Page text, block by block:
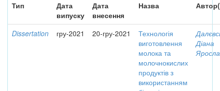
Тип
Дата
випуску
Дата
внесення
Назва
Dissertation гру-2021 20-гру-2021
Технологія
виготовлення
молока та
молочнокислих
продуктів з
використанням
Діана